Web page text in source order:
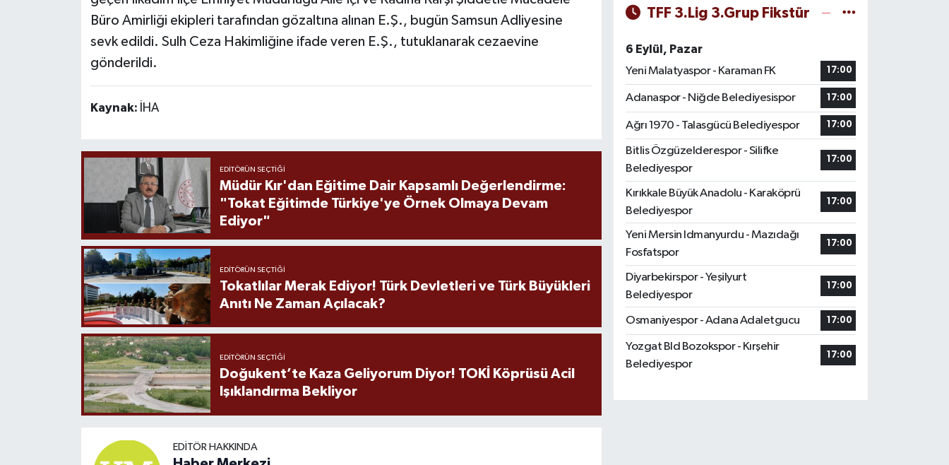
Büro Amirliği ekipleri tarafından gözaltına alınan E.Ş., bugün Samsun Adliyesine
sevk edildi. Sulh Ceza Hakimliğine ifade veren E.Ş., tutuklanarak cezaevine
gönderildi.
Kaynak: İHA
EDITÖRÜN SEÇTIĞI
Müdür Kır'dan Eğitime Dair Kapsamlı Değerlendirme:
"Tokat Eğitimde Türkiye'ye Örnek Olmaya Devam
Ediyor"
EDITÖRÜN SEÇTIĞI
Tokatlılar Merak Ediyor! Türk Devletleri ve Türk Büyükleri
Anıtı Ne Zaman Açılacak?
EDITÖRÜN SEÇTIĞI
Doğukent’te Kaza Geliyorum Diyor! TOKİ Köprüsü Acil
Işıklandırma Bekliyor
EDITÖR HAKKINDA
TFF 3.Lig 3.Grup Fikstür
6 Eylül, Pazar
Yeni Malatyaspor - Karaman FK
17:00
Adanaspor - Niğde Belediyesispor 17:00
Ağrı 1970 - Talasgücü Belediyespor 17:00
Bitlis Özgüzelderespor - Silifke
Belediyespor
17:00
Kırıkkale Büyük Anadolu - Karaköprü
Belediyespor
17:00
Yeni Mersin Idmanyurdu - Mazıdağı
Fosfatspor
17:00
Diyarbekirspor - Yeşilyurt
Belediyespor
17:00
Osmaniyespor - Adana Adaletgucu 17:00
Yozgat Bld Bozokspor - Kırşehir
Belediyespor
17:00